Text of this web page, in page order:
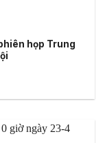
họp Trung